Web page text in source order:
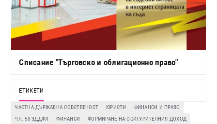
Списание "Търговско и облигационно право"
ЕТИКЕТИ
ЧАСТНА ДЪРЖАВНА СОБСТВЕНОСТ ЮРИСТИ
ФИНАНСИ И ПРАВО
ЧЛ. 50 ЗДДФЛ
ФИНАНСИ
ФОРМИРАНЕ НА ОСИГУРИТЕЛНИЯ ДОХОД